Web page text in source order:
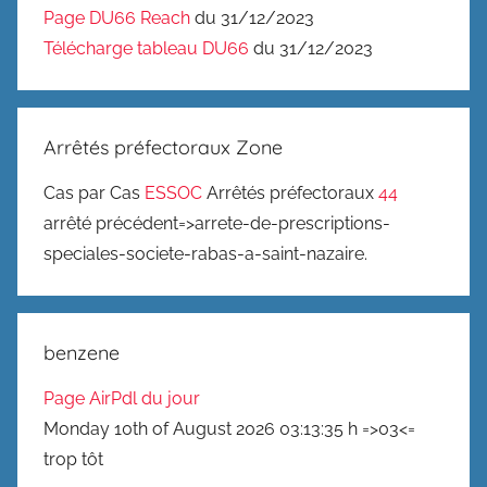
Page DU66 Reach du 31/12/2023
Télécharge tableau DU66 du 31/12/2023
Arrêtés préfectoraux Zone
Cas par Cas ESSOC Arrêtés préfectoraux 44
arrêté précédent=>arrete-de-prescriptions-
speciales-societe-rabas-a-saint-nazaire.
benzene
Page AirPdl du jour
Monday 10th of August 2026 03:13:35 h =>03<=
trop tôt